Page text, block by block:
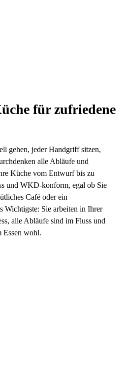
für zufriedene
gehen, jeder Handgriff sitzen,
alle Abläufe und
Küche vom Entwurf bis zu
und WKD-konform, egal ob Sie
Café oder ein
Wichtigste: Sie arbeiten in Ihrer
alle Abläufe sind im Fluss und
Essen wohl.